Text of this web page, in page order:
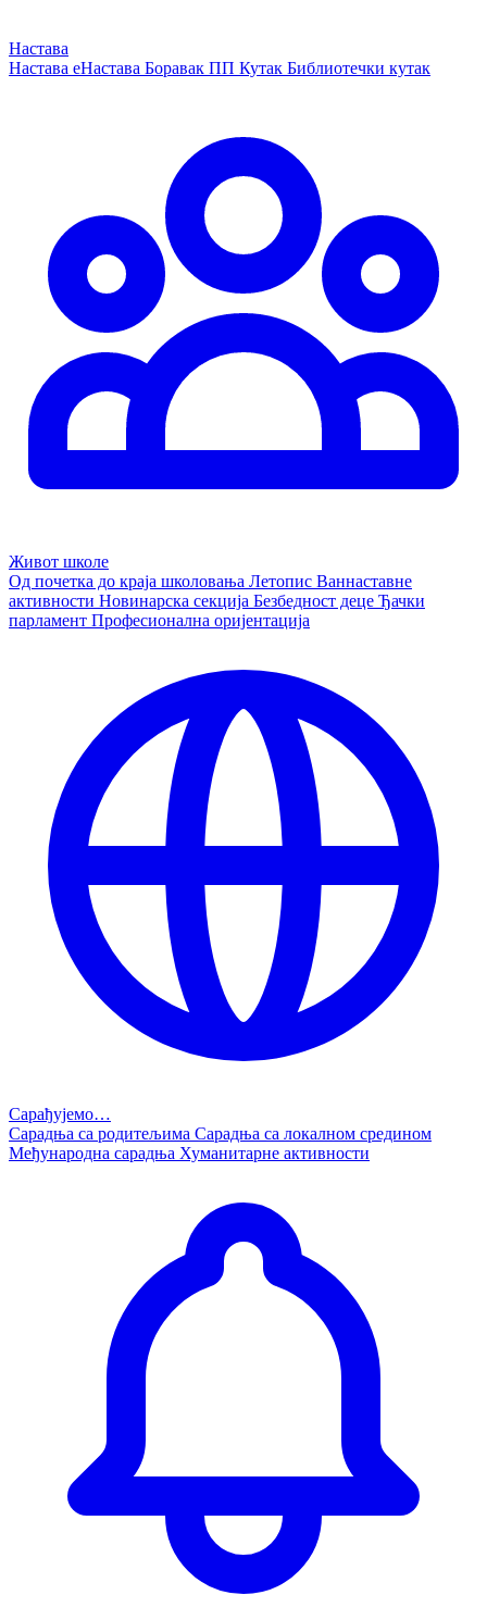
Настава
Настава еНастава Боравак ПП Кутак Библиотечки кутак
Живот школе
Од почетка до краја школовања Летопис Ваннаставне
активности Новинарска секција Безбедност деце Ђачки
парламент Професионална оријентација
Сарађујемо…
Сарадња са родитељима Сарадња са локалном средином
Међународна сарадња Хуманитарне активности